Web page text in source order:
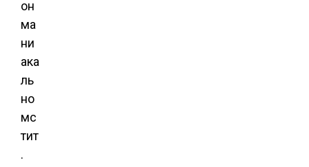
он
ма
ни
ака
ль
но
мс
тит
.